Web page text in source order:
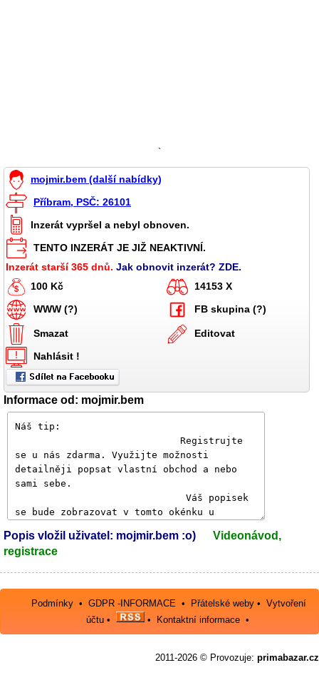
`
mojmir.bem (další nabídky)
Příbram, PSČ: 26101
Inzerát vypršel a nebyl obnoven.
TENTO INZERÁT JE JIŽ NEAKTIVNÍ.
Inzerát starší 365 dnů. Jak obnovit inzerát? ZDE.
100 Kč
14153 X
WWW (?)
FB skupina (?)
Smazat
Editovat
Nahlásit !
Informace od: mojmir.bem
Popis vložil uživatel: mojmir.bem :o)
Videonávod,
registrace
Podmínky •GDPR -INFORMACE • Přátelské weby •Vytvoření
účtu• • Kontaktní informace•
2011-2026 © Provozuje: primabazar.cz